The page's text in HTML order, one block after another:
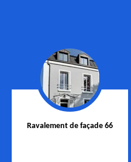
Ravalement de façade 66